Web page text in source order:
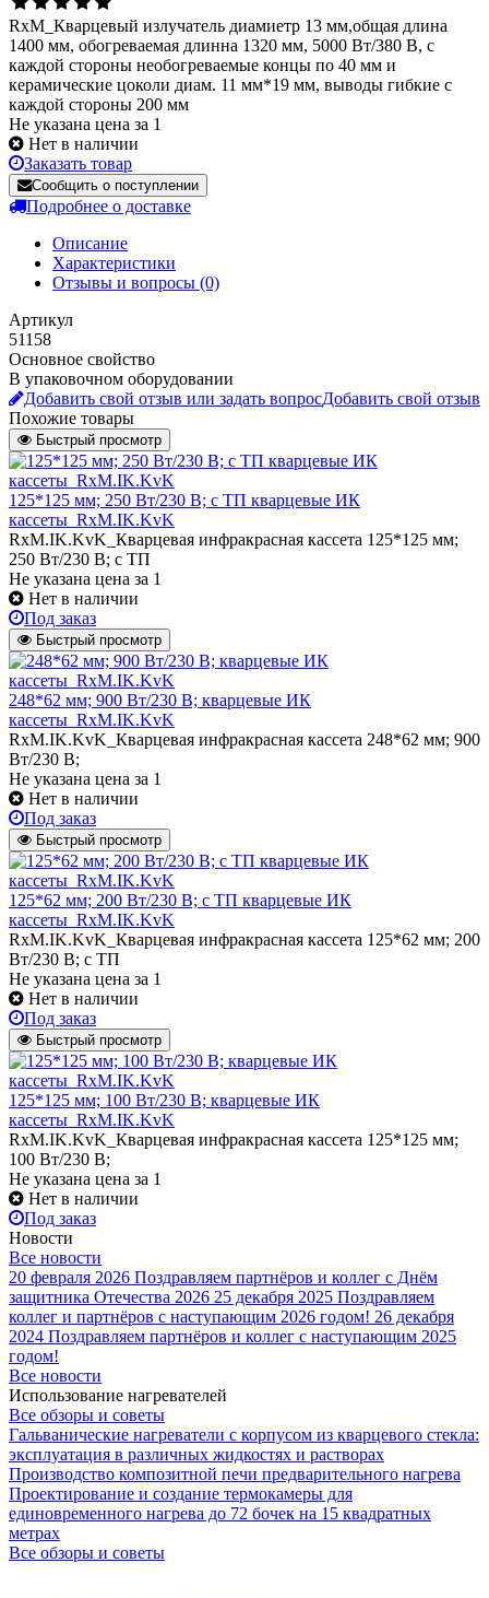
RxM_Кварцевый излучатель диамиетр 13 мм,общая длина
1400 мм, обогреваемая длинна 1320 мм, 5000 Вт/380 В, с
каждой стороны необогреваемые концы по 40 мм и
керамические цоколи диам. 11 мм*19 мм, выводы гибкие с
каждой стороны 200 мм
Не указана цена за 1
Нет в наличии
Заказать товар
Сообщить о поступлении
Подробнее о доставке
Описание
Характеристики
Отзывы и вопросы (0)
Артикул
51158
Основное свойство
В упаковочном оборудовании
Добавить свой отзыв или задать вопросДобавить свой отзыв
Похожие товары
Быстрый просмотр
125*125 мм; 250 Вт/230 В; с ТП кварцевые ИК
кассеты_RxM.IK.KvK
RxM.IK.KvK_Кварцевая инфракрасная кассета 125*125 мм;
250 Вт/230 В; с ТП
Не указана цена за 1
Нет в наличии
Под заказ
Быстрый просмотр
248*62 мм; 900 Вт/230 В; кварцевые ИК
кассеты_RxM.IK.KvK
RxM.IK.KvK_Кварцевая инфракрасная кассета 248*62 мм; 900
Вт/230 В;
Не указана цена за 1
Нет в наличии
Под заказ
Быстрый просмотр
125*62 мм; 200 Вт/230 В; с ТП кварцевые ИК
кассеты_RxM.IK.KvK
RxM.IK.KvK_Кварцевая инфракрасная кассета 125*62 мм; 200
Вт/230 В; с ТП
Не указана цена за 1
Нет в наличии
Под заказ
Быстрый просмотр
125*125 мм; 100 Вт/230 В; кварцевые ИК
кассеты_RxM.IK.KvK
RxM.IK.KvK_Кварцевая инфракрасная кассета 125*125 мм;
100 Вт/230 В;
Не указана цена за 1
Нет в наличии
Под заказ
Новости
Все новости
20 февраля 2026 Поздравляем партнёров и коллег с Днём
защитника Отечества 2026 25 декабря 2025 Поздравляем
коллег и партнёров с наступающим 2026 годом! 26 декабря
2024 Поздравляем партнёров и коллег с наступающим 2025
годом!
Все новости
Использование нагревателей
Все обзоры и советы
Гальванические нагреватели с корпусом из кварцевого стекла:
эксплуатация в различных жидкостях и растворах
Производство композитной печи предварительного нагрева
Проектирование и создание термокамеры для
единовременного нагрева до 72 бочек на 15 квадратных
метрах
Все обзоры и советы